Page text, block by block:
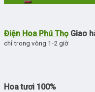
Điện Hoa Phú ThọGiao
chỉ trong vòng 1-2 giờ
Hoa tươi 100%